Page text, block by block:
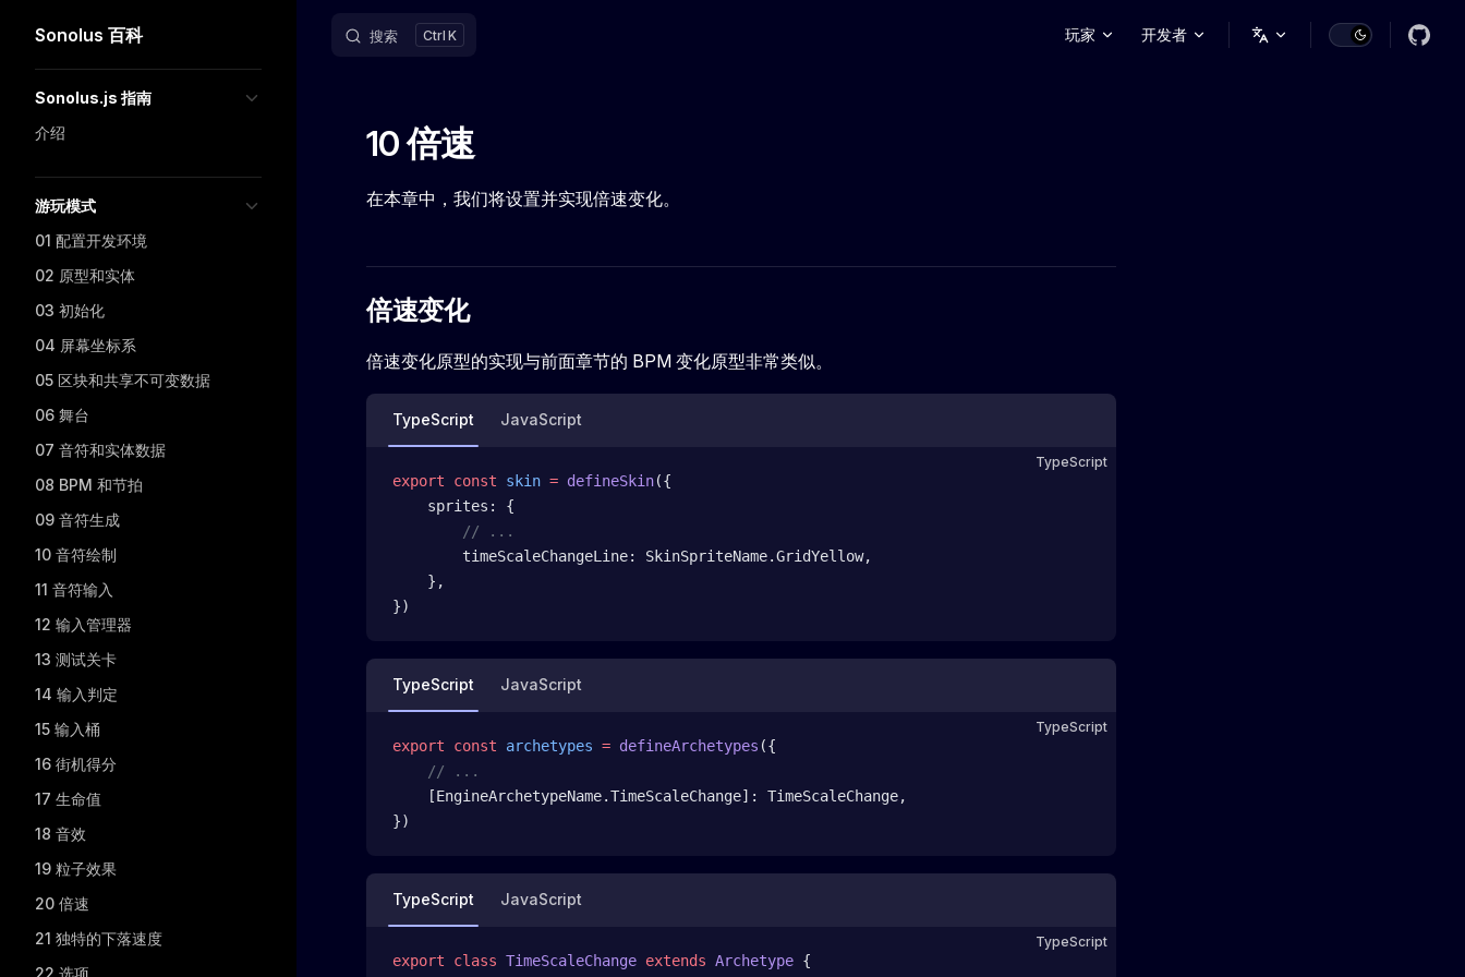
Skip to content
Sonolus 百科 搜索 K 玩家 开发者
Sonolus.js 指南
介绍
游玩模式
01 配置开发环境
02 原型和实体
03 初始化
04 屏幕坐标系
05 区块和共享不可变数据
06 舞台
07 音符和实体数据
08 BPM 和节拍
09 音符生成
10 音符绘制
11 音符输入
12 输入管理器
13 测试关卡
14 输入判定
15 输入桶
16 街机得分
17 生命值
18 音效
19 粒子效果
20 倍速
21 独特的下落速度
22 选项
10 倍速
在本章中，我们将设置并实现倍速变化。
倍速变化
倍速变化原型的实现与前面章节的 BPM 变化原型非常类似。
TypeScript JavaScript
TypeScript
export const skin = defineSkin({
    sprites: {
        // ...
        timeScaleChangeLine: SkinSpriteName.GridYellow,
    },
})
TypeScript JavaScript
TypeScript
export const archetypes = defineArchetypes ({
    // ...
    [EngineArchetypeName.TimeScaleChange]: TimeScaleChange,
})
TypeScript JavaScript
TypeScript
export class TimeScaleChange extends Archetype {